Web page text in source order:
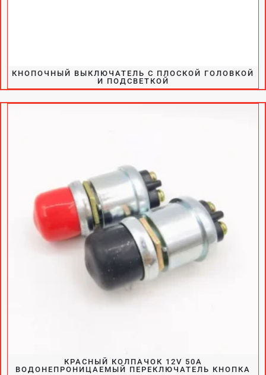
КНОПОЧНЫЙ ВЫКЛЮЧАТЕЛЬ С ПЛОСКОЙ ГОЛОВКОЙ
И ПОДСВЕТКОЙ
КРАСНЫЙ КОЛПАЧОК 12V 50A
ВОДОНЕПРОНИЦАЕМЫЙ ПЕРЕКЛЮЧАТЕЛЬ КНОПКА